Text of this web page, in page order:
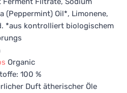
(Peppermint) Oil*, Limonene,
*aus kontrolliert biologischem
Organic
100 %
Duft ätherischer Öle